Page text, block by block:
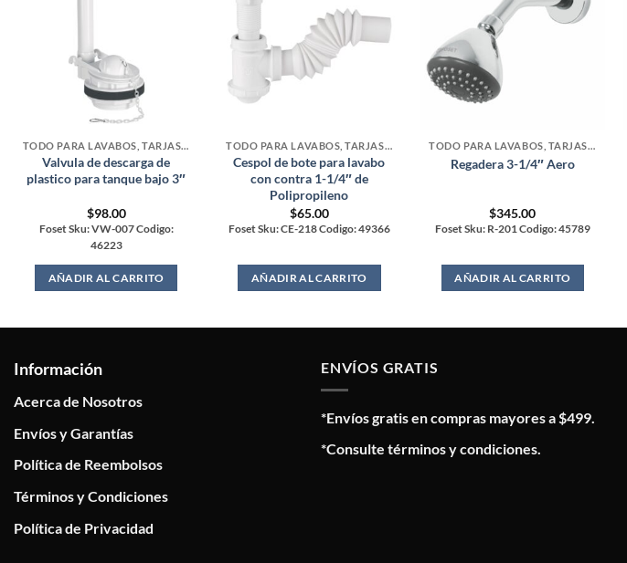
TODO PARA LAVABOS, TARJAS Y WC
Valvula de descarga de
plastico para tanque bajo 3″
$98.00
Foset Sku: VW-007 Codigo:
46223
AÑADIR AL CARRITO
TODO PARA LAVABOS, TARJAS Y WC
Cespol de bote para lavabo
con contra 1-1/4″ de
Polipropileno
$65.00
Foset Sku: CE-218 Codigo: 49366
AÑADIR AL CARRITO
TODO PARA LAVABOS, TARJAS Y WC
Regadera 3-1/4″ Aero
$345.00
Foset Sku: R-201 Codigo: 45789
AÑADIR AL CARRITO
Información
Acerca de Nosotros
Envíos y Garantías
Política de Reembolsos
Términos y Condiciones
Política de Privacidad
ENVÍOS GRATIS
*Envíos gratis en compras mayores a $499.
*Consulte términos y condiciones.